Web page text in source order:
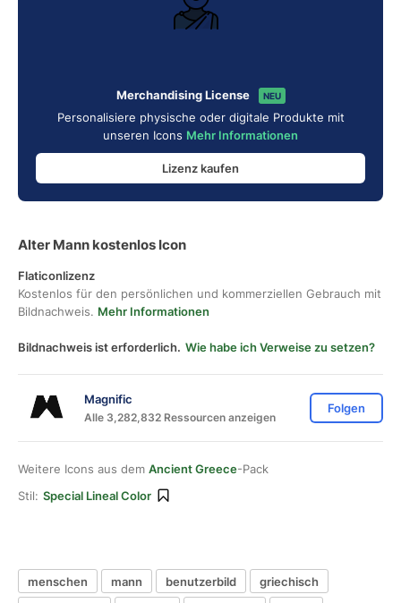
Merchandising License NEU
Personalisiere physische oder digitale Produkte mit
unseren Icons Mehr Informationen
Lizenz kaufen
Alter Mann kostenlos Icon
Flaticonlizenz
Kostenlos für den persönlichen und kommerziellen Gebrauch mit
Bildnachweis. Mehr Informationen
Bildnachweis ist erforderlich. Wie habe ich Verweise zu setzen?
Magnific
Alle 3,282,832 Ressourcen anzeigen
Folgen
Weitere Icons aus dem Ancient Greece-Pack
Stil: Special Lineal Color
menschen mann benutzerbild
griechisch